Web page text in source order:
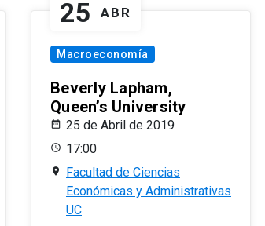
25 ABR
Macroeconomía
Beverly Lapham,
Queen’s University
25 de Abril de 2019
17:00
Facultad de Ciencias
Económicas y Administrativas
UC